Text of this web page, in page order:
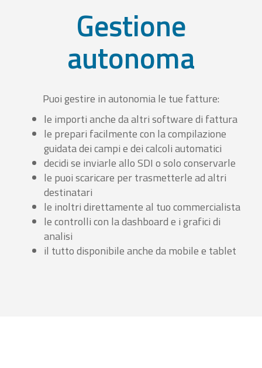
Gestione
autonoma
Puoi gestire in autonomia le tue fatture:
le importi anche da altri software di fattura
le prepari facilmente con la compilazione
guidata dei campi e dei calcoli automatici
decidi se inviarle allo SDI o solo conservarle
le puoi scaricare per trasmetterle ad altri
destinatari
le inoltri direttamente al tuo commercialista
le controlli con la dashboard e i grafici di
analisi
il tutto disponibile anche da mobile e tablet